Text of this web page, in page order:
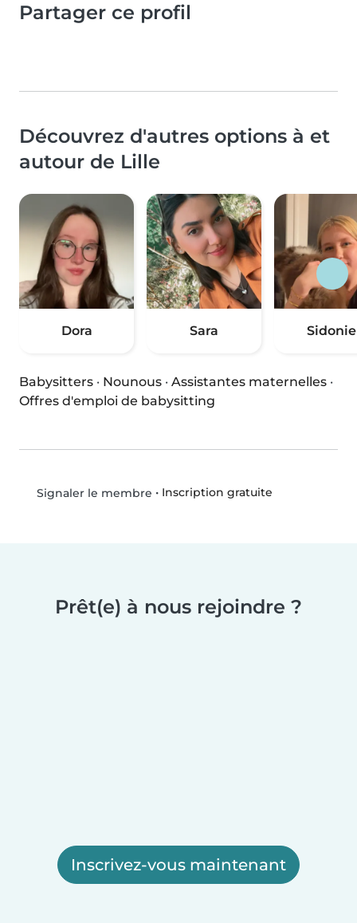
Partager ce profil
Découvrez d'autres options à et
autour de Lille
Dora Sara Sidonie
Babysitters · Nounous · Assistantes maternelles ·
Offres d'emploi de babysitting
Signaler le membre • Inscription gratuite
Prêt(e) à nous rejoindre ?
Inscrivez-vous maintenant